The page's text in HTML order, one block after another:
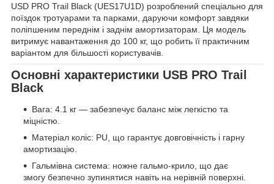
USD PRO Trail Black (UES17U1D) розроблений спеціально для
поїздок тротуарами та парками, даруючи комфорт завдяки
поліпшеним переднім і заднім амортизаторам. Ця модель
витримує навантаження до 100 кг, що робить її практичним
варіантом для більшості користувачів.
Основні характеристики USB PRO Trail
Black
Вага: 4.1 кг — забезпечує баланс між легкістю та
міцністю.
Матеріал коліс: PU, що гарантує довговічність і гарну
амортизацію.
Гальмівна система: ножне гальмо-крило, що дає
змогу безпечно зупинятися навіть на нерівній поверхні.